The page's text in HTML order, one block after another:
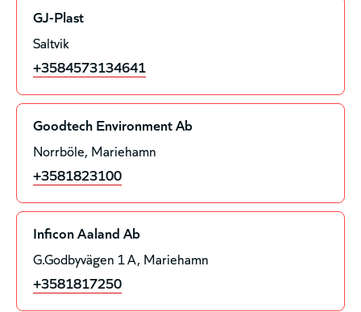
GJ-Plast
Saltvik
+3584573134641
Goodtech Environment Ab
Norrböle Mariehamn
+3581823100
Inficon Aaland Ab
G.Godbyvägen 1 A Mariehamn
+3581817250